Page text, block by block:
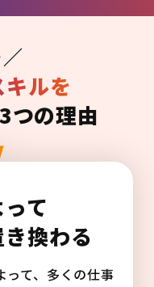
ルを
つの理由
て
換わる
って、多くの仕事